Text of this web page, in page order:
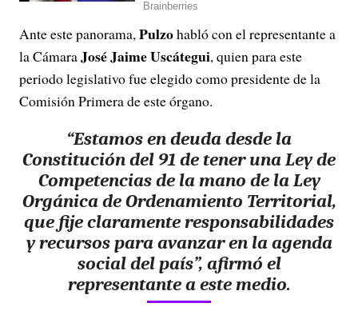
Ante este panorama,Pulzohabló con el representante a
la CámaraJosé Jaime Uscátegui, quien para este
periodo legislativo fue elegido como presidente de la
Comisión Primera de este órgano.
“Estamos en deuda desde la
Constitución del 91 de tener una Ley de
Competencias de la mano de la Ley
Orgánica de Ordenamiento Territorial,
que fije claramente responsabilidades
y recursos para avanzar en la agenda
social del país”, afirmó el
representante a este medio.